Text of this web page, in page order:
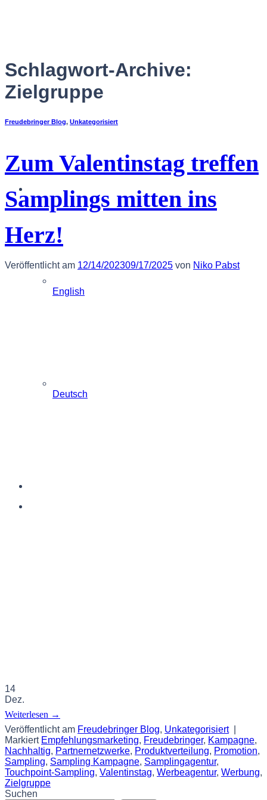
Deutsch
English
Deutsch
Schlagwort-Archive:
Zielgruppe
Freudebringer Blog, Unkategorisiert
Zum Valentinstag treffen
Samplings mitten ins
Herz!
Veröffentlicht am 12/14/202309/17/2025 von Niko Pabst
14
Dez.
Weiterlesen →
Veröffentlicht am Freudebringer Blog, Unkategorisiert
Markiert Empfehlungsmarketing, Freudebringer, Kampagne,
Nachhaltig, Partnernetzwerke, Produktverteilung, Promotion,
Sampling, Sampling Kampagne, Samplingagentur,
Touchpoint-Sampling, Valentinstag, Werbeagentur, Werbung,
Zielgruppe
Suchen